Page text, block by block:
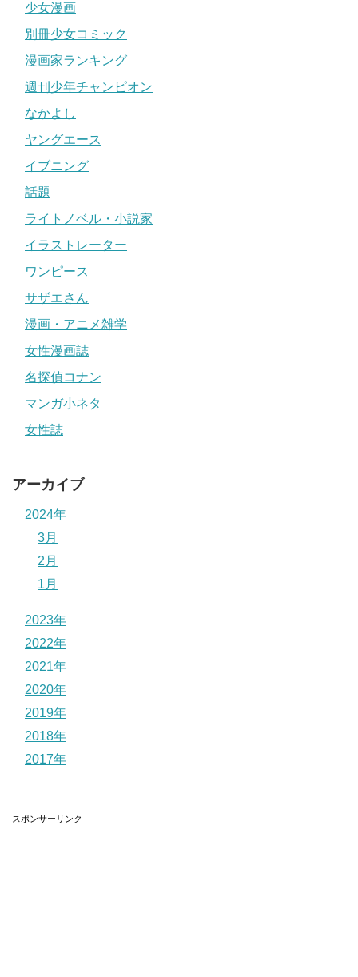
少女漫画
別冊少女コミック
漫画家ランキング
週刊少年チャンピオン
なかよし
ヤングエース
イブニング
話題
ライトノベル・小説家
イラストレーター
ワンピース
サザエさん
漫画・アニメ雑学
女性漫画誌
名探偵コナン
マンガ小ネタ
女性誌
アーカイブ
2024年
3月
2月
1月
2023年
2022年
2021年
2020年
2019年
2018年
2017年
スポンサーリンク